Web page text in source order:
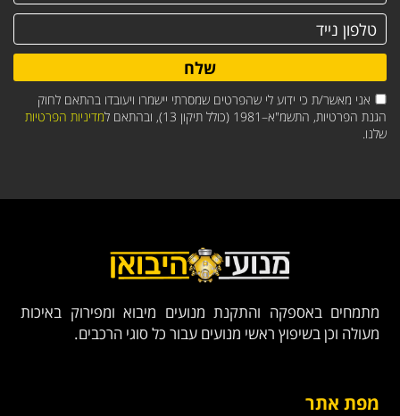
אני מאשר/ת כי ידוע לי שהפרטים שמסרתי יישמרו ויעובדו בהתאם לחוק
הגנת הפרטיות, התשמ"א–1981 (כולל תיקון 13), ובהתאם ל
מדיניות הפרטיות
שלנו.
שלח
מתמחים באספקה והתקנת מנועים מיבוא ומפירוק באיכות
מעולה וכן בשיפוץ ראשי מנועים עבור כל סוגי הרכבים.
מפת אתר